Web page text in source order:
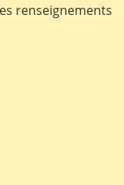
renseignements